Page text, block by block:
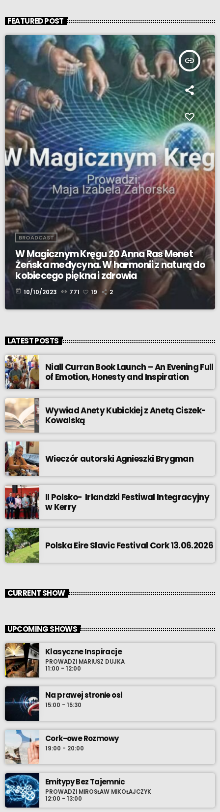
FEATURED POST
insert_link
BROADCAST
W Magicznym Kręgu 20 Anna Ras Menet
Żeńska medycyna. W harmonii z naturą do
kobiecego piękna i zdrowia
today 10/10/2023 771 19 2
LATEST POSTS
Niall Curran Book Launch – An Evening Full
of Emotion, Honesty and Inspiration
Wywiad Anety Kubickiej z Anetą Ciszek-
Kowalską
Wieczór autorski Agnieszki Brygman
II Polsko- Irlandzki Festiwal Integracyjny
w Kerry
Polska Eire Slavic Festival Cork 13.06.2026
CURRENT SHOW
UPCOMING SHOWS
Klasyczne Inspiracje
PROWADZI MARIUSZ DUJKA
11:00 - 12:00
Na prawej stronie osi
15:00 - 15:30
Cork-owe Rozmowy
19:00 - 20:00
Emitypy Bez Tajemnic
PROWADZI MIROSŁAW MIKOŁAJCZYK
12:00 - 13:00